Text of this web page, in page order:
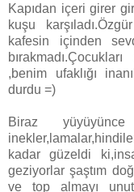
Kapıdan içeri girer
kuşu
kafesin içinden
,benim ufaklığı
durdu =)
Biraz
kadar güzeldi
geziyorlar şaştım
ve top almayı